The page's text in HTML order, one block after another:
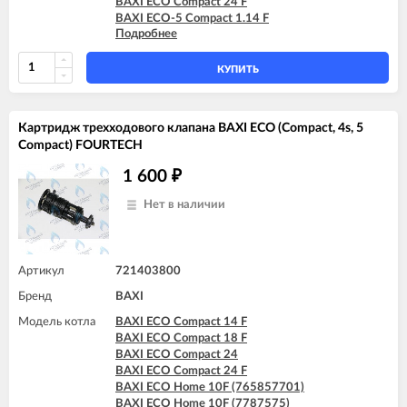
BAXI ECO-5 Compact 1.14 F
BAXI ECO-5 Compact 1.24
BAXI ECO-5 Compact 14 F
BAXI ECO-5 Compact 18 F
BAXI ECO-5 Compact 24
BAXI MAIN-5 14 F
BAXI MAIN-5 18 F
BAXI MAIN-5 24 F
Подробнее
КУПИТЬ
Картридж трехходового клапана BAXI ECO (Compact, 4s, 5
Compact) FOURTECH
1 600 ₽
Нет в наличии
Артикул 721403800
Бренд BAXI
Модель котла
BAXI ECO Compact 14 F
BAXI ECO Compact 18 F
BAXI ECO Compact 24
BAXI ECO Compact 24 F
BAXI ECO Home 10F (765857701)
BAXI ECO Home 10F (7787575)